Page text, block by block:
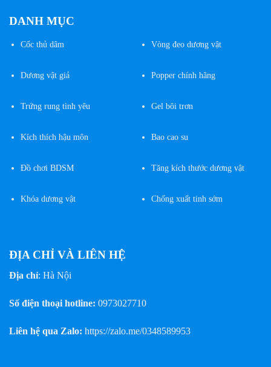
trang
DANH MỤC
Cốcthủ dâm Vòng đeo dương vật
Dương vật giả Popper chính hãng
Trứng rung tình yêu Gel bôi trơn
Kích thích hậu môn Bao cao su
Đồ chơi BDSM Tăng kích thước dương vật
Khóa dương vật Chống xuất tinh sớm
ĐỊA CHỈ VÀ LIÊN HỆ
Địa chỉ: Hà Nội
Số điện thoại hotline: 0973027710
Liên hệ qua Zalo: https://zalo.me/0348589953